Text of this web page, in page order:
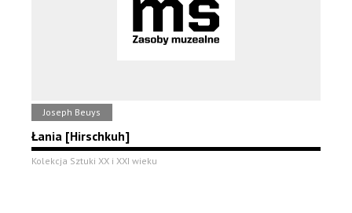
Joseph Beuys
Łania [Hirschkuh]
Kolekcja Sztuki XX i XXI wieku